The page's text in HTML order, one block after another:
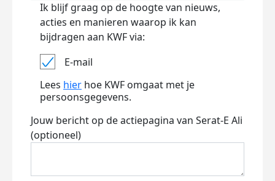
Ik blijf graag op de hoogte van nieuws,
acties en manieren waarop ik kan
bijdragen aan KWF via:
E-mail
Lees hier hoe KWF omgaat met je
persoonsgegevens.
Jouw bericht op de actiepagina van Serat-E Ali
(optioneel)